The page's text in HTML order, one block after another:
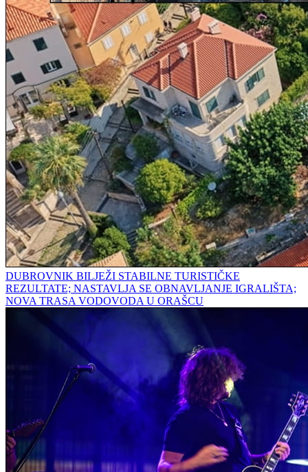
DUBROVNIK BILJEŽI STABILNE TURISTIČKE
REZULTATE; NASTAVLJA SE OBNAVLJANJE IGRALIŠTA;
NOVA TRASA VODOVODA U ORAŠCU